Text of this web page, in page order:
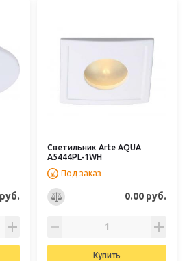
Светильник Arte AQUA
A5444PL-1WH
Под заказ
0.00 руб.
Купить